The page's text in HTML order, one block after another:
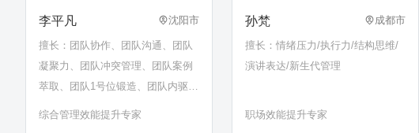
李平凡 沈阳市
擅长：团队协作、团队沟通、团队
凝聚力、团队冲突管理、团队案例
萃取、团队1号位锻造、团队内驱
力、团队情绪管理
综合管理效能提升专家
孙梵 成都市
擅长：情绪压力/执行力/结构思维/
演讲表达/新生代管理
职场效能提升专家